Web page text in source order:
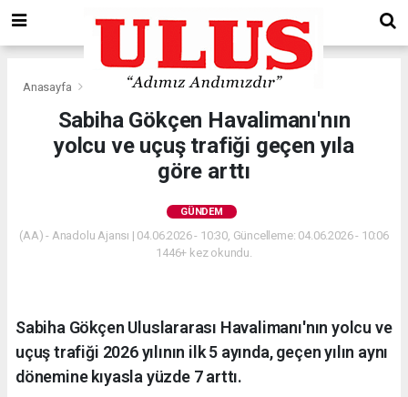
Anasayfa Gündem
Sabiha Gökçen Havalimanı'nın
yolcu ve uçuş trafiği geçen yıla
göre arttı
GÜNDEM
(AA) - Anadolu Ajansı | 04.06.2026 - 10:30, Güncelleme: 04.06.2026 - 10:06
1446+ kez okundu.
Sabiha Gökçen Uluslararası Havalimanı'nın yolcu ve
uçuş trafiği 2026 yılının ilk 5 ayında, geçen yılın aynı
dönemine kıyasla yüzde 7 arttı.